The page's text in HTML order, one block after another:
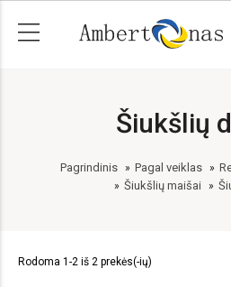
Šiukšlių
Pagrindinis Pagal veiklas
Šiukšlių maišai
Rodoma 1-2 iš 2 prekės(-ių)